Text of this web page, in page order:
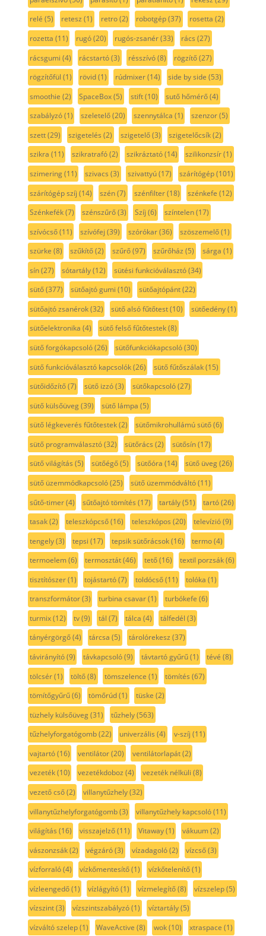
relé (5) retesz (1) retro(2) robotgép(37) rosetta (2)
rozetta (11) rugó(20) rugós-zsanér(33) rács (27)
rácsgumi (4) rácstartó(3) résszívó(8) rögzítő(27)
rögzítőfül (1) rövid(1) rúdmixer(14) side by side (53)
smoothie (2) SpaceBox(5) stift(10) sutő hőmérő(4)
szabályzó(1) szeletelő(20) szennytálca (1) szenzor(5)
szett(29) szigetelés (2) szigetelő(3) szigetelőcsík(2)
szikra (11) szikratrafó(2) szikráztató(14) szilikonzsír(1)
szimering(11) szivacs (3) szivattyú(17) szárítógép(101)
szárítógép szíj (14) szén(7) szénfilter(18) szénkefe (12)
Szénkefék(7) szénszűrő(3) Szíj (6) színtelen(17)
szívócső(11) szívófej (39) szórókar(36) szöszemelő(1)
szürke (8) szűkítő(2) szűrő(97) szűrőház (5) sárga (1)
sín(27) sótartály(12) sütési funkcióválasztó(34)
sütő(377) sütőajtó gumi (10) sütőajtópánt(22)
sütőajtó zsanérok(32) sütő alsó fűtőtest(10) sütőedény(1)
sütőelektronika (4) sütő felső fűtőtestek(8)
sütő forgókapcsoló(26) sütőfunkciókapcsoló(30)
sütő funkcióválasztó kapcsolók(26) sütő fűtőszálak(15)
sütőidőzítő(7) sütő izzó(3) sütőkapcsoló(27)
sütő külsőüveg(39) sütő lámpa (5)
sütő légkeverés fűtőtestek(2) sütőmikrohullámú sütő(6)
sütő programválasztó(32) sütőrács (2) sütősín(17)
sütő világítás (5) sütőégő(5) sütőóra (14) sütő üveg(26)
sütő üzemmódkapcsoló(25) sütő üzemmódváltó(11)
sűtő-timer(4) sűtőajtó tömítés (17) tartály(51) tartó(26)
tasak(2) teleszkópcső(16) teleszkópos (20) televízió(9)
tengely(3) tepsi (17) tepsik sütőrácsok(16) termo(4)
termoelem(6) termosztát(46) tető(16) textil porzsák(6)
tisztítószer(1) tojástartó(7) toldócső(11) tolóka (1)
transzformátor(3) turbina csavar(1) turbókefe (6)
turmix(12) tv(9) tál (7) tálca (4) tálfedél (3)
tányérgörgő(4) tárcsa (5) tárolórekesz (37)
távirányító(9) távkapcsoló(9) távtartó gyűrű(1) tévé (8)
tölcsér(1) töltő(8) tömszelence (1) tömítés (67)
tömítőgyűrű(6) tömőrúd(1) tüske (2)
tüzhely külsőüveg(31) tűzhely(563)
tűzhelyforgatógomb(22) univerzális (4) v-szíj (11)
vajtartó(16) ventilátor(20) ventilátorlapát(2)
vezeték(10) vezetékdoboz (4) vezeték nélküli (8)
vezető cső(2) villanytűzhely(32)
villanytűzhelyforgatógomb(3) villanytűzhely kapcsoló(11)
világítás (16) visszajelző(11) Vitaway(1) vákuum(2)
vászonzsák(2) végzáró(3) vízadagoló(2) vízcső(3)
vízforraló(4) vízkőmentesítő(1) vízkőtelenítő(1)
vízleengedő(1) vízlágyító(1) vízmelegítő(8) vízszelep(5)
vízszint(3) vízszintszabályzó(1) víztartály(5)
vízváltó szelep(1) WaveActive (8) wok(10) xtraspace (1)